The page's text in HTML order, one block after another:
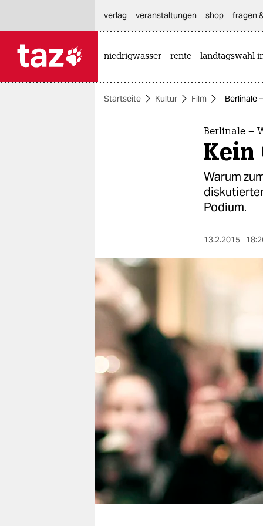
themen
berlin
nord
wahrheit
verlag
verlag
veranstaltungen
shop
fragen & hilfe
unterstützen
abo
genossenschaft
verlag
veranstaltungen shop fragen
niedrigwasser rente landtagswahl
Startseite Kultur Film Berlinale
Berlinale –
Kein
Warum
Podium.
13.2.2015